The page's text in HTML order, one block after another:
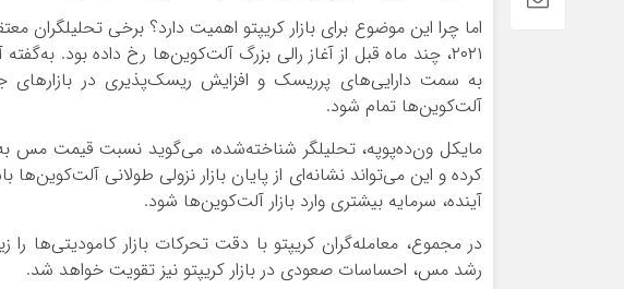
۲۰۲۱، چند ماه قبل از آغاز رالی بزرگ آلت‌کوین‌ها رخ داده بود.
به سمت دارایی‌های پرریسک و افزایش ریسک‌پذیری در
آلت‌کوین‌ها تمام شود.
کرده و این می‌تواند نشانه‌ای از پایان بازار نزولی طولانی
آینده، سرمایه بیشتری وارد بازار آلت‌کوین‌ها شود.
در مجموع، معامله‌گران کریپتو با دقت تحرکات بازار کامودیتی‌ها را
رشد مس، احساسات صعودی در بازار کریپتو نیز تقویت خواهد شد.